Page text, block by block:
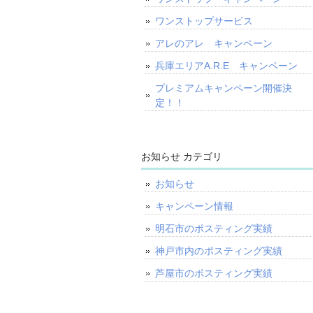
ワンストップサービス
アレのアレ キャンペーン
兵庫エリアA.R.E キャンペーン
プレミアムキャンペーン開催決
定！！
お知らせ カテゴリ
お知らせ
キャンペーン情報
明石市のポスティング実績
神戸市内のポスティング実績
芦屋市のポスティング実績